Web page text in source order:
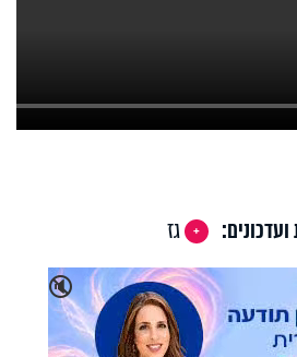
ועדכונים:
גז
🔇